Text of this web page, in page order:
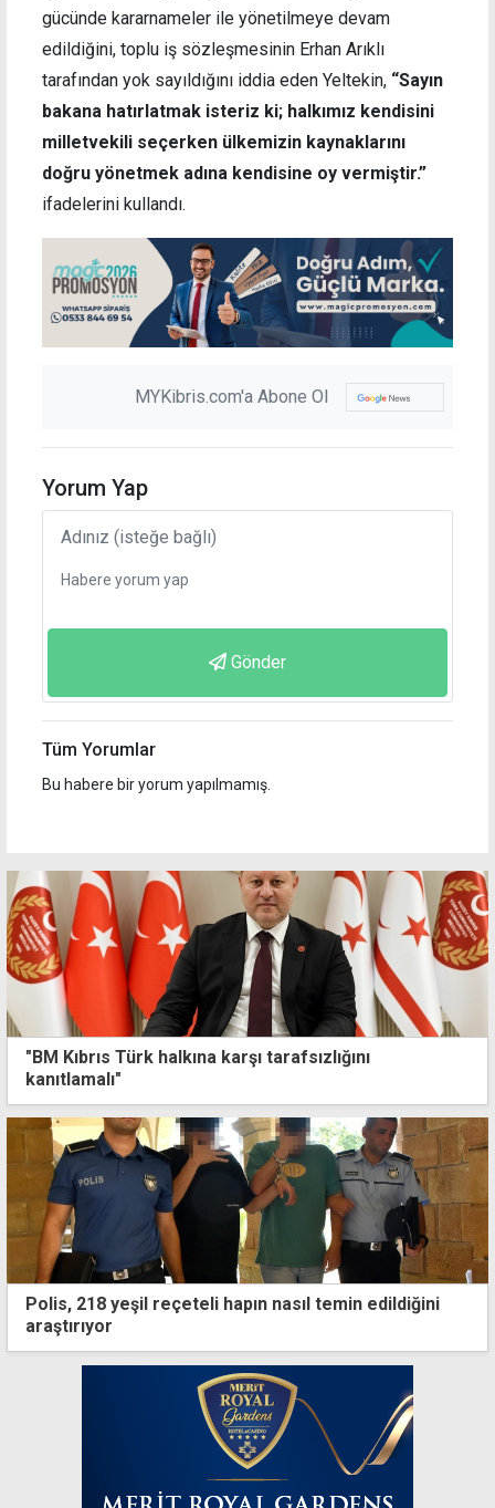
gücünde kararnameler ile yönetilmeye devam
edildiğini, toplu iş sözleşmesinin Erhan Arıklı
tarafından yok sayıldığını iddia eden Yeltekin, “Sayın
bakana hatırlatmak isteriz ki; halkımız kendisini
milletvekili seçerken ülkemizin kaynaklarını
doğru yönetmek adına kendisine oy vermiştir.”
ifadelerini kullandı.
MYKibris.com'a Abone Ol
Yorum Yap
Gönder
Tüm Yorumlar
Bu habere bir yorum yapılmamış.
"BM Kıbrıs Türk halkına karşı tarafsızlığını
kanıtlamalı"
Polis, 218 yeşil reçeteli hapın nasıl temin edildiğini
araştırıyor